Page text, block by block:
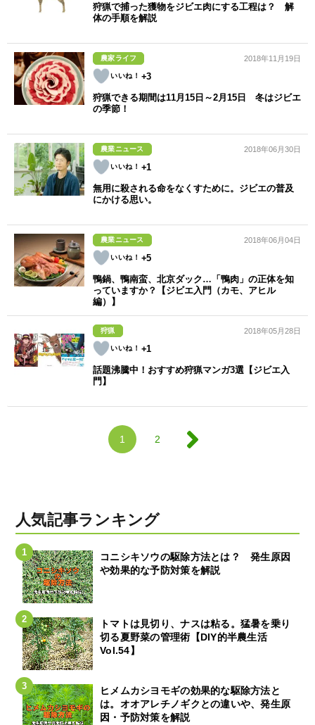
狩猟で捕った獲物をジビエ肉にする工程は？ 解
体の手順を解説
農家ライフ
+3
2018年11月19日
狩猟できる期間は11月15日～2月15日 冬はジビエ
の季節！
農業ニュース
+1
2018年06月30日
無用に殺される命をなくすために。ジビエの普及
にかける思い。
農業ニュース
+5
2018年06月04日
鴨鍋、鴨南蛮、北京ダック…「鴨肉」の正体を知
っていますか？【ジビエ入門（カモ、アヒル
編）】
狩猟
+1
2018年05月28日
話題沸騰中！おすすめ狩猟マンガ3選【ジビエ入
門】
1 2
人気記事ランキング
コニシキソウの駆除方法とは？ 発生原因
や効果的な予防対策を解説
トマトは見切り、ナスは粘る。猛暑を乗り
切る夏野菜の管理術【DIY的半農生活
Vol.54】
ヒメムカシヨモギの効果的な駆除方法と
は。オオアレチノギクとの違いや、発生原
因・予防対策を解説